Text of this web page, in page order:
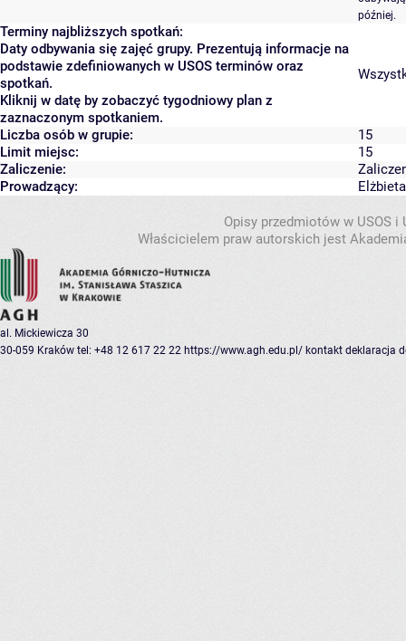
później.
Terminy najbliższych spotkań:
Daty odbywania się zajęć grupy. Prezentują informacje na
podstawie zdefiniowanych w USOS terminów oraz
spotkań.
Kliknij w datę by zobaczyć tygodniowy plan z
zaznaczonym spotkaniem.
Liczba osób w grupie:
15
Limit miejsc:
15
Zaliczenie:
Prowadzący:
Opisy przedmiotów w USOS
Właścicielem praw autorskich jest
al. Mickiewicza 30
30-059 Kraków tel: +48 12 617 22 22 https://www.agh.edu.pl/ kontakt deklaracja